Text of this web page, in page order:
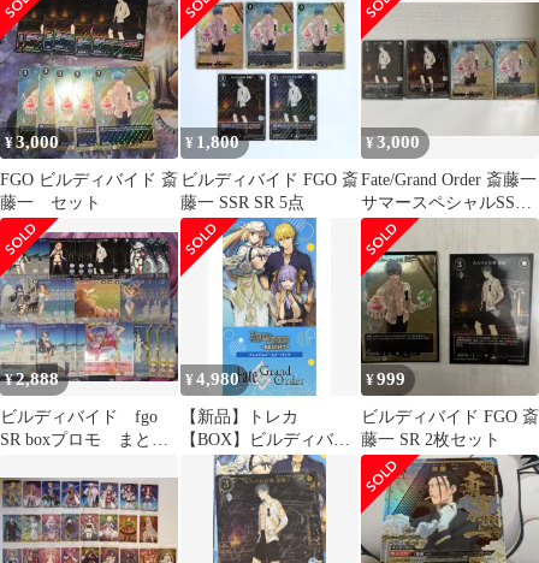
ろうに剣心
SR,SSR
¥3,000
FGO ビルディバイド 斎
藤一 セット
¥ 1,800
ビルディバイド FGO 斎
藤一 SSR SR 5点
¥3,000
Fate/Grand Order 斎藤一
サマースペシャルSSR
SR 翌日発送
¥2,888
ビルディバイド fgo
SR boxプロモ まとめ
¥4,980
【新品】トレカ
【BOX】ビルディバイ
ド-ブライト- プレミア
ムブースターパック
Fate/Grand Order サマー
イベントスペシャル
¥999
ビルディバイド FGO 斎
藤一 SR 2枚セット